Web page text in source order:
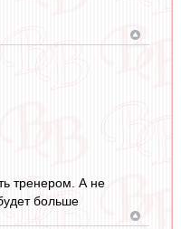
тренером. А не
больше